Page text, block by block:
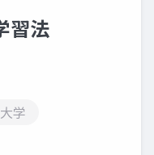
習法
学